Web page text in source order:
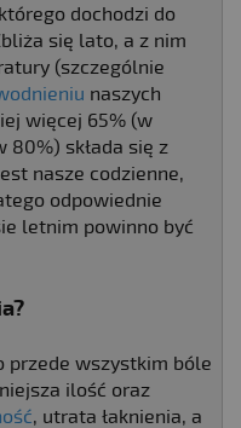
dochodzi do
się lato, a z nim
(szczególnie
naszych
więcej 65% (w
80%) składa się z
nasze codzienne,
odpowiednie
letnim powinno być
przede wszystkim bóle
ilość oraz
, utrata łaknienia, a